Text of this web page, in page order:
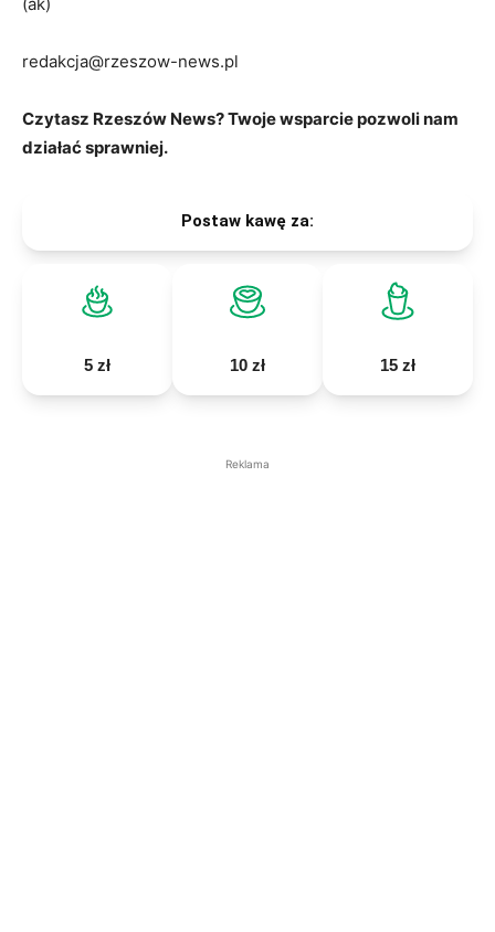
redakcja@rzeszow-news.pl
Czytasz Rzeszów News? Twoje wsparcie pozwoli nam
działać sprawniej.
Postaw kawę za:
5 zł 10 zł 15 zł
Reklama